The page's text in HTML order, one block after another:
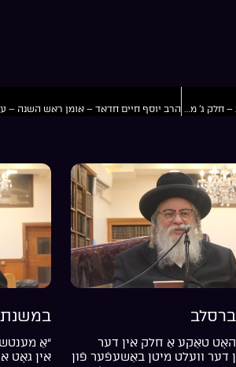
הרב יוסף חיים חדאד – אומן ראש השנה – על כל השאלות הנפוצות – חלק ג’ מה ההבטחה ואיך מתמודדים עם מניעות
טאַקע אַ חלק אין דער
דער וועלט מיטן באַשעפֿער פֿון
“אַ מענטש
אין גאָט